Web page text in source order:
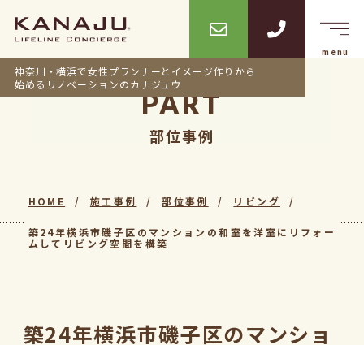
神奈川・横浜で女性プランナーとイメージ作りから
始めるリノベーションのカナジュウ
PART
部位事例
HOME 施工事例 部位事例 リビング
築24年横浜市磯子区のマンションの和室を洋室にリフォー
ムしてリビング空間を構築
築24年横浜市磯子区のマンショ